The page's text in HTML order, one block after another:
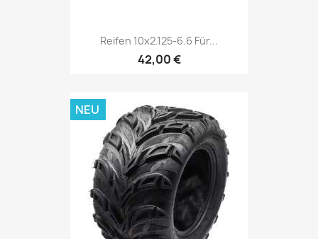
Reifen 10x2.125-6.6 Für...
42,00 €
NEU